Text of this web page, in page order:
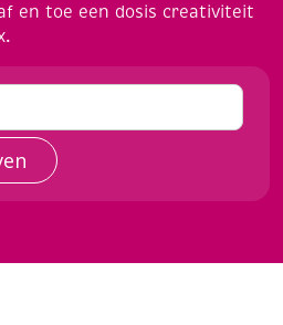
en toe een dosis creativiteit